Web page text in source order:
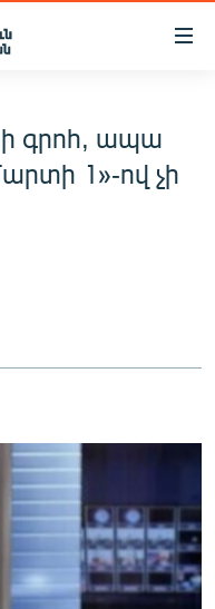
գրոհ, ապա
1»-ով չի